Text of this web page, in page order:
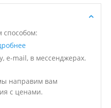
способом:
e-mail, в мессенджерах.
направим вам
с ценами.